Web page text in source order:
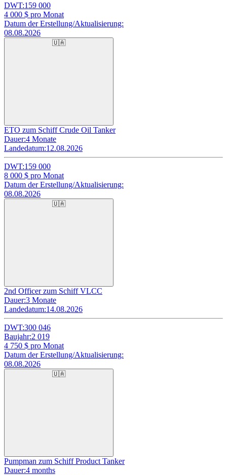
DWT:159 000
4 000 $ pro Monat
Datum der Erstellung/Aktualisierung:
08.08.2026
🇺🇦
ETO zum Schiff Crude Oil Tanker
Dauer:4 Monate
Landedatum:12.08.2026
DWT:159 000
8 000 $ pro Monat
Datum der Erstellung/Aktualisierung:
08.08.2026
🇺🇦
2nd Officer zum Schiff VLCC
Dauer:3 Monate
Landedatum:14.08.2026
DWT:300 046
Baujahr:2 019
4 750 $ pro Monat
Datum der Erstellung/Aktualisierung:
08.08.2026
🇺🇦
Pumpman zum Schiff Product Tanker
Dauer:4 months